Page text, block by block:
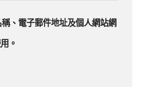
、電子郵件地址及個人網站網
。